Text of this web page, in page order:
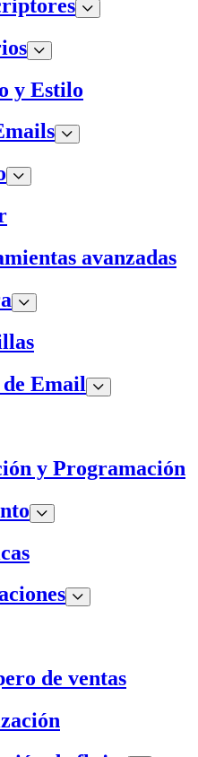
y Estilo
avanzadas
Email
y Programación
de ventas